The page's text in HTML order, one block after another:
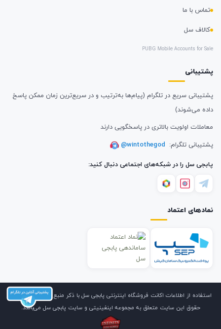
تماس با ما
کالاف سل
PUBG Mobile Accounts for Sale
پشتیبانی
پشتیبانی سریع در تلگرام (پیام‌ها به‌ترتیب و در سریع‌ترین زمان ممکن پاسخ
داده می‌شوند)
معاملات اولویت بالاتری در پاسخگویی دارند
پشتیبانی تلگرام: @wintothegod
پابجی سل را در شبکه‌های اجتماعی دنبال کنید:
نمادهای اعتماد
استفاده از اطلاعات اکانت فروشگاه اینترنتی پابجی سل با ذکر منبع بلامانع است. کلیه
حقوق این سایت متعلق به مجموعه اینفینیتی و سایت پابجی سل می‌باشد.